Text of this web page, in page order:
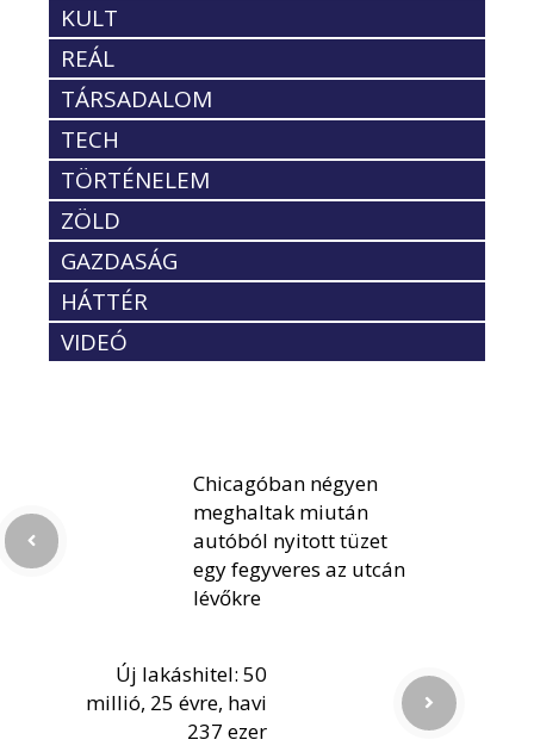
KULT
REÁL
TÁRSADALOM
TECH
TÖRTÉNELEM
ZÖLD
GAZDASÁG
HÁTTÉR
VIDEÓ
Chicagóban négyen
meghaltak miután
autóból nyitott tüzet
egy fegyveres az utcán
lévőkre
Új lakáshitel: 50
millió, 25 évre, havi
237 ezer